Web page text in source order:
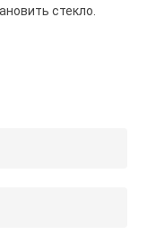
стекло.